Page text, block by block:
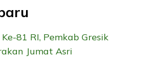
81 RI, Pemkab Gresik
Jumat Asri